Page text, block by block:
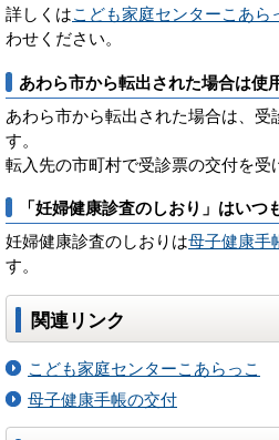
詳しくはこども家庭センターこあら
わせください。
あわら市から転出された場合は使
あわら市から転出された場合は、受
す。
転入先の市町村で受診票の交付を受
「妊婦健康診査のしおり」はいつ
妊婦健康診査のしおりは母子健康手
す。
関連リンク
こども家庭センターこあらっこ
母子健康手帳の交付